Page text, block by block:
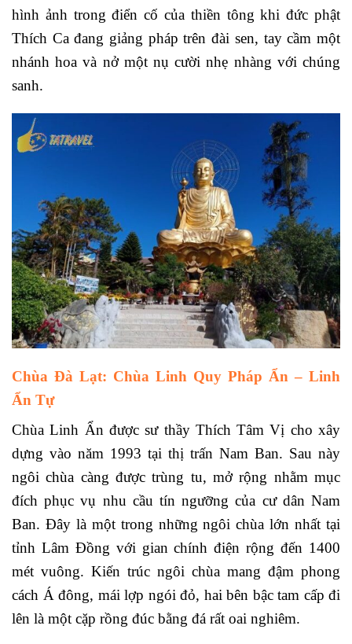
hình ảnh trong điển cố của thiền tông khi đức phật
Thích Ca đang giảng pháp trên đài sen, tay cầm một
nhánh hoa và nở một nụ cười nhẹ nhàng với chúng
sanh.
Chùa Đà Lạt: Chùa Linh Quy Pháp Ẩn – Linh
Ẩn Tự
Chùa Linh Ẩn được sư thầy Thích Tâm Vị cho xây
dựng vào năm 1993 tại thị trấn Nam Ban. Sau này
ngôi chùa càng được trùng tu, mở rộng nhằm mục
đích phục vụ nhu cầu tín ngưỡng của cư dân Nam
Ban. Đây là một trong những ngôi chùa lớn nhất tại
tỉnh Lâm Đồng với gian chính điện rộng đến 1400
mét vuông. Kiến trúc ngôi chùa mang đậm phong
cách Á đông, mái lợp ngói đỏ, hai bên bậc tam cấp đi
lên là một cặp rồng đúc bằng đá rất oai nghiêm.